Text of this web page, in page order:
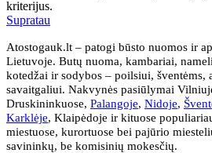
kriterijus.
Supratau
Atostogauk.lt – patogi būsto nuomos ir
Lietuvoje. Butų nuoma, kambariai,
kotedžai ir sodybos – poilsiui, šventėms,
savaitgaliui. Nakvynės pasiūlymai
Druskininkuose, Palangoje, Nidoje,
Karklėje, Klaipėdoje ir kituose
miestuose, kurortuose bei pajūrio
savininkų, be komisinių mokesčių.